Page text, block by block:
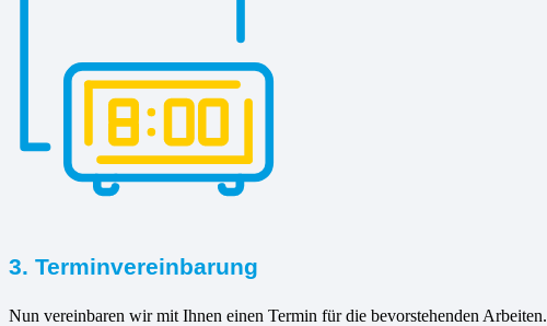
3. Terminvereinbarung
Nun vereinbaren wir mit Ihnen einen Termin für die bevorstehenden Arbeiten.